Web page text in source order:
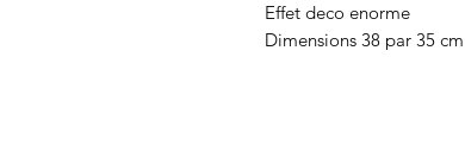
Effet deco enorme
Dimensions 38 par 35